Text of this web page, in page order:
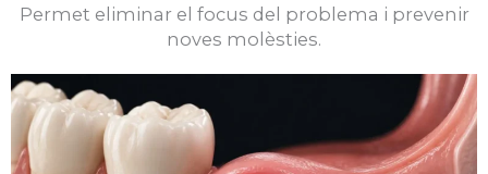
Permet eliminar el focus del problema i prevenir
noves molèsties.